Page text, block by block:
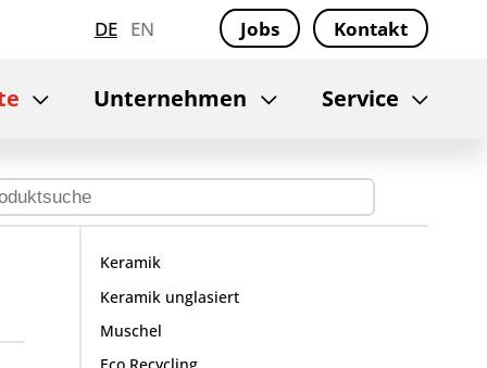
DE EN Jobs Kontakt
Unternehmen Service
Keramik
Keramik unglasiert
Muschel